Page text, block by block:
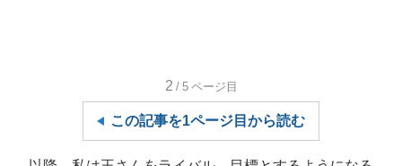
2 /5 ページ目
この記事を1ページ目から読む